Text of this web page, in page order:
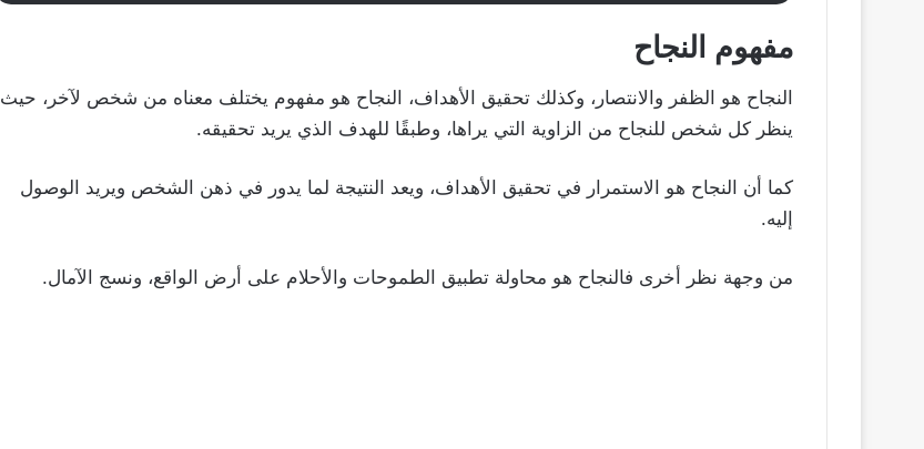
مفهوم النجاح
النجاح هو الظفر والانتصار، وكذلك تحقيق الأهداف، النجاح هو مفهوم يختلف معناه من شخص لآخر، حيث
ينظر كل شخص للنجاح من الزاوية التي يراها، وطبقًا للهدف الذي يريد تحقيقه.
كما أن النجاح هو الاستمرار في تحقيق الأهداف، ويعد النتيجة لما يدور في ذهن الشخص ويريد الوصول
إليه.
من وجهة نظر أخرى فالنجاح هو محاولة تطبيق الطموحات والأحلام على أرض الواقع، ونسج الآمال.